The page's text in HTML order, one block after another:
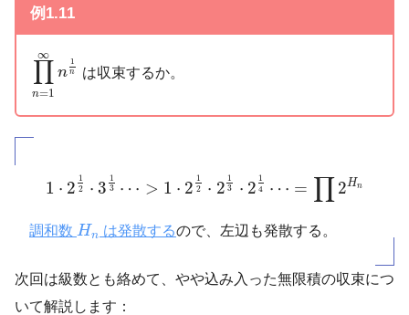
例1.11
∞
∏
n=1
n
1
n
∏n
は収束するか。
1 ⋅ 2
1
2
⋅ 3
1
3 ⋯ > 1 ⋅ 2
1
2
⋅ 2
1
3
⋅ 2
1
4
⋯ = ∏ 2Hn
21 3 12 1 21 ∏2H n
調和数 Hn
Hn は発散するので、左辺も発散する。
次回は級数とも絡めて、やや込み入った無限積の収束につ
いて解説します：